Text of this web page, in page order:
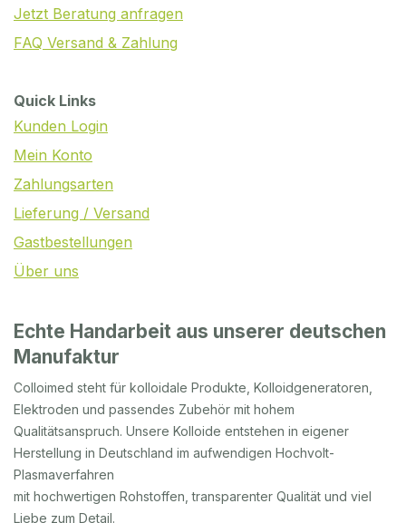
Jetzt Beratung anfragen
FAQ Versand & Zahlung
Quick Links
Kunden Login
Mein Konto
Zahlungsarten
Lieferung / Versand
Gastbestellungen
Über uns
Echte Handarbeit aus unserer deutschen
Manufaktur
Colloimed steht für kolloidale Produkte, Kolloidgeneratoren,
Elektroden und passendes Zubehör mit hohem
Qualitätsanspruch. Unsere Kolloide entstehen in eigener
Herstellung in Deutschland im aufwendigen Hochvolt-
Plasmaverfahren
mit hochwertigen Rohstoffen, transparenter Qualität und viel
Liebe zum Detail.